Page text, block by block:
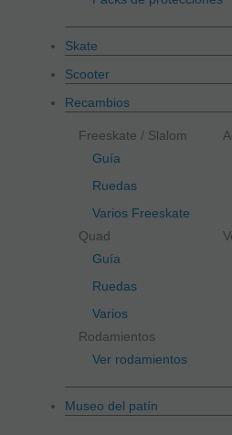
Skate
Scooter
Recambios
Freeskate / Slalom
Guía
Ruedas
Varios Freeskate
Quad
Guía
Ruedas
Varios
Rodamientos
Ver rodamientos
Museo del patín